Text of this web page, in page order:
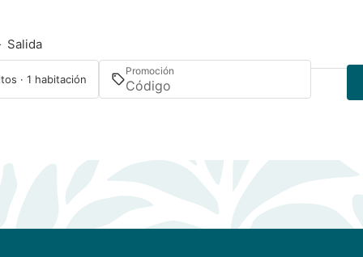
Salida
· 1 habitación
Promoción